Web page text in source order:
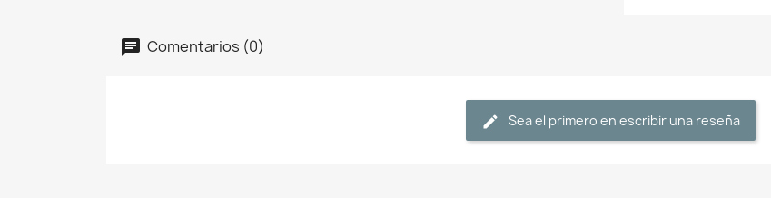
Comentarios (0)
Sea el primero en escribir una reseña